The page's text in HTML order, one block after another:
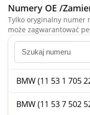
Numery OE /
Tylko oryginalny numer
może zagwarantować
BMW (11 53 1 705
BMW (11 53 7 502